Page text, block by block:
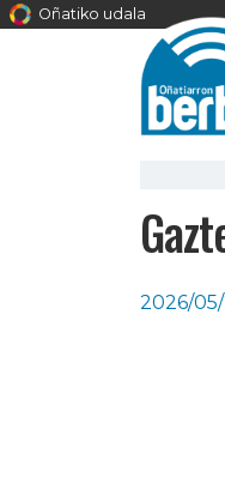
Oñatiko udala
2026/